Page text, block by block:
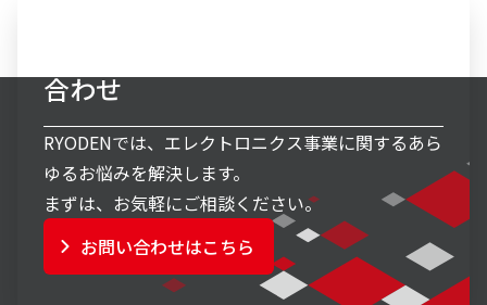
合わせ
RYODENでは、エレクトロニクス事業に関するあら
ゆるお悩みを解決します。
まずは、お気軽にご相談ください。
お問い合わせはこちら